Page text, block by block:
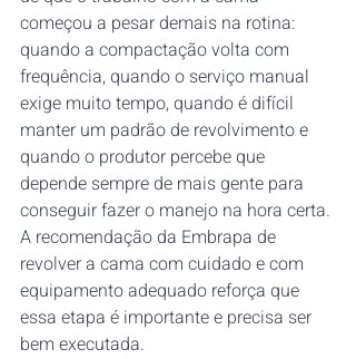
começou a pesar demais na rotina:
quando a compactação volta com
frequência, quando o serviço manual
exige muito tempo, quando é difícil
manter um padrão de revolvimento e
quando o produtor percebe que
depende sempre de mais gente para
conseguir fazer o manejo na hora certa.
A recomendação da Embrapa de
revolver a cama com cuidado e com
equipamento adequado reforça que
essa etapa é importante e precisa ser
bem executada.